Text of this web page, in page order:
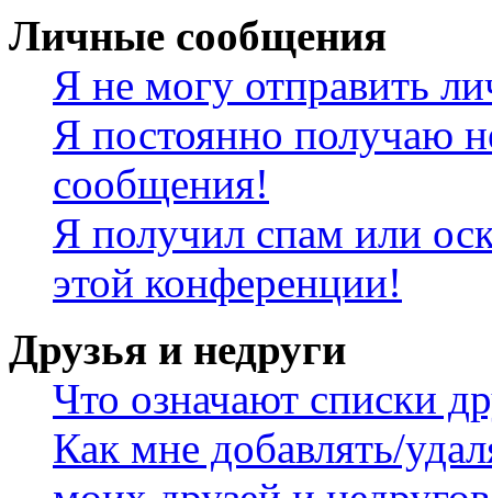
Личные сообщения
Я не могу отправить
Я постоянно получаю
сообщения!
Я получил спам или
этой конференции!
Друзья и недруги
Что означают списки
Как мне добавлять/